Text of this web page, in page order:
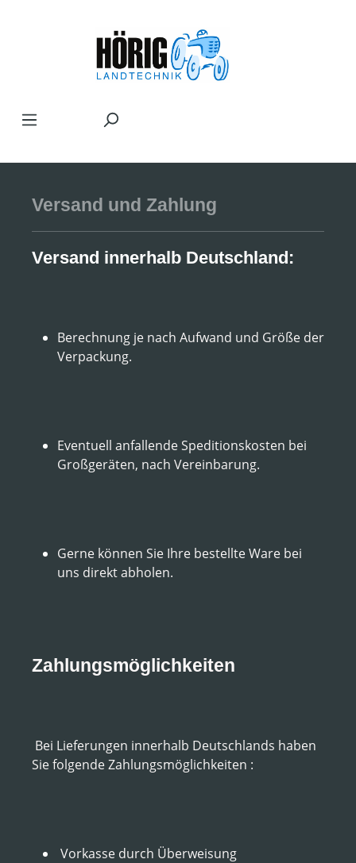
Versand und Zahlung
Versand innerhalb Deutschland:
Berechnung je nach Aufwand und Größe der
Verpackung.
Eventuell anfallende Speditionskosten bei
Großgeräten, nach Vereinbarung.
Gerne können Sie Ihre bestellte Ware bei
uns direkt abholen.
Zahlungsmöglichkeiten
Bei Lieferungen innerhalb Deutschlands haben
Sie folgende Zahlungsmöglichkeiten :
Vorkasse durch Überweisung